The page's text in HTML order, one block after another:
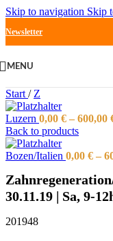
Skip to navigation Skip
Newsletter
MENU
Start / Z
Luzern 0,00 € – 600,00
Back to products
Bozen/Italien 0,00 € –
30.11.19 | Sa, 9-
201948